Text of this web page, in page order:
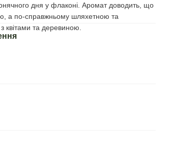
дня у флаконі. Аромат доводить, що
а по-справжньому шляхетною та
квітами та деревиною.